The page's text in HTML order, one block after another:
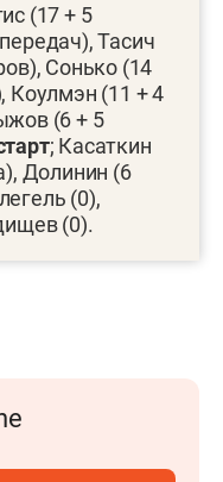
(17 + 5
Тасич
Сонько (14
Коулмэн (11 + 4
(6 + 5
; Касаткин
Долинин (6
(0),
(0).